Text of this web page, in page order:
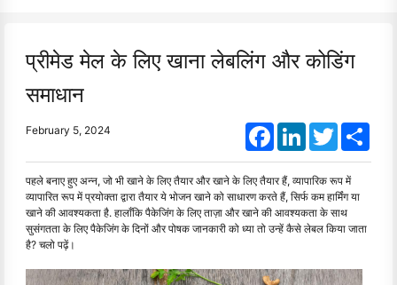
प्रीमेड मेल के लिए खाना लेबलिंग और कोडिंग
समाधान
February 5, 2024 FacebookLinkedInTwitter
पहले बनाए हुए अन्न, जो भी खाने के लिए तैयार और खाने के लिए तैयार हैं, व्यापारिक रूप में
व्यापारित रूप में प्रयोक्ता द्वारा तैयार ये भोजन खाने को साधारण करते हैं, सिर्फ कम हार्मिंग या
खाने की आवश्यकता है. हालाँकि पैकेजिंग के लिए ताज़ा और खाने की आवश्यकता के साथ
सुसंगतता के लिए पैकेजिंग के दिनों और पोषक जानकारी को ध्या तो उन्हें कैसे लेबल किया जाता
है? चलो पढ़ें।